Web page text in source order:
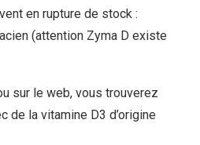
en rupture de stock :
(attention Zyma D existe
sur le web, vous trouverez
de la vitamine D3 d’origine